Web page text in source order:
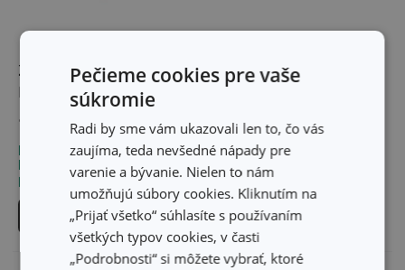
Zmeták CLEAN KIT
Bamboo
18,70 €
Dostupné v eshope
Môžete mať ihneď v 15
predajniach
Do košíka
Kefa CLEAN KIT Bamboo
6,60 €
Dostupné v eshope
Môžete mať ihneď v 25
predajniach
Do košíka
Pečieme cookies pre vaše
súkromie
Radi by sme vám ukazovali len to, čo vás
zaujíma, teda nevšedné nápady pre
varenie a bývanie. Nielen to nám
umožňujú súbory cookies. Kliknutím na
„Prijať všetko“ súhlasíte s používaním
všetkých typov cookies, v časti
„Podrobnosti“ si môžete vybrať, ktoré